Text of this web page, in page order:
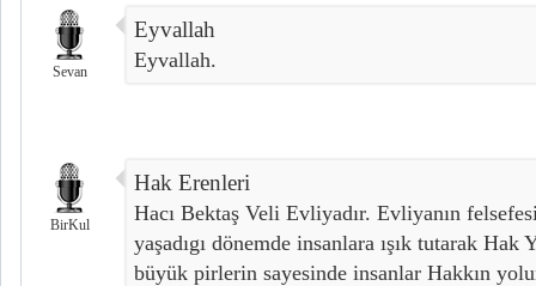
Sevan
Eyvallah
Eyvallah.
BirKul
Hak Erenleri
Hacı Bektaş Veli Evliyadır. Evliyanın
yaşadıgı dönemde insanlara ışık tutarak Hak
büyük pirlerin sayesinde insanlar Hakkın